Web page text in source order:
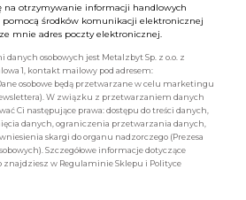
na otrzymywanie informacji handlowych
pomocą środków komunikacji elektronicznej
mnie adres poczty elektronicznej.
osobowych jest Metalzbyt Sp. z o.o. z
1, kontakt mailowy pod adresem:
osobowe będą przetwarzane w celu marketingu
W związku z przetwarzaniem danych
Ci następujące prawa: dostępu do treści danych,
danych, ograniczenia przetwarzania danych,
skargi do organu nadzorczego (Prezesa
Szczegółowe informacje dotyczące
w Regulaminie Sklepu i Polityce